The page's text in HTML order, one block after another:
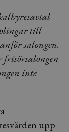
till
salongen.
frisörsalongen
inte
upp